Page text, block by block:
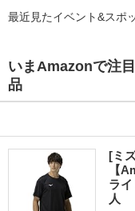
最近見たイベント&スポ
いまAmazonで注
品
[ミ
【
ラ
人